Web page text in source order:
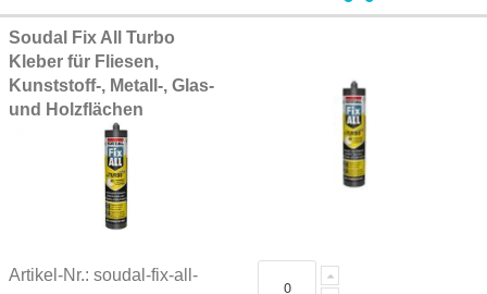
Soudal Fix All Turbo
Kleber für Fliesen,
Kunststoff-, Metall-, Glas-
und Holzflächen
Artikel-Nr.: soudal-fix-all-